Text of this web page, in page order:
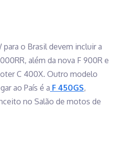
o Brasil devem incluir a
além da nova F 900R e
C 400X. Outro modelo
ao País é a F 450GS,
no Salão de motos de